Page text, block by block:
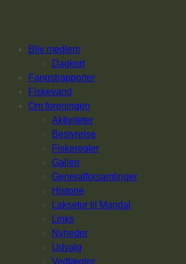
Bliv medlem
Dagkort
Fangstrapporter
Fiskevand
Om foreningen
Aktiviteter
Bestyrelse
Fiskeregler
Galleri
Generalforsamlinger
Historie
Laksetur til Mandal
Links
Nyheder
Udvalg
Vedtægter